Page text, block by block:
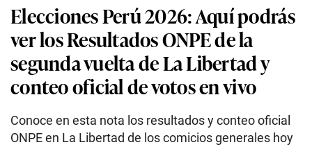
Elecciones Perú 2026: Aquí podrás
ver los Resultados ONPE de la
segunda vuelta de La Libertad y
conteo oficial de votos en vivo
Conoce en esta nota los resultados y conteo oficial
ONPE en La Libertad de los comicios generales hoy